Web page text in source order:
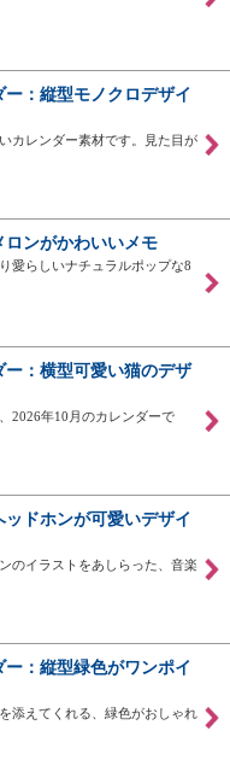
：縦型モノクロデザイ
カレンダー素材です。見た目が
ロンがかわいいメモ
愛らしいナチュラルポップな8
ー：横型可愛い猫のデザ
2026年10月のカレンダーで
ドホンが可愛いデザイ
のイラストをあしらった、音楽
：縦型緑色がワンポイ
添えてくれる、緑色がおしゃれ